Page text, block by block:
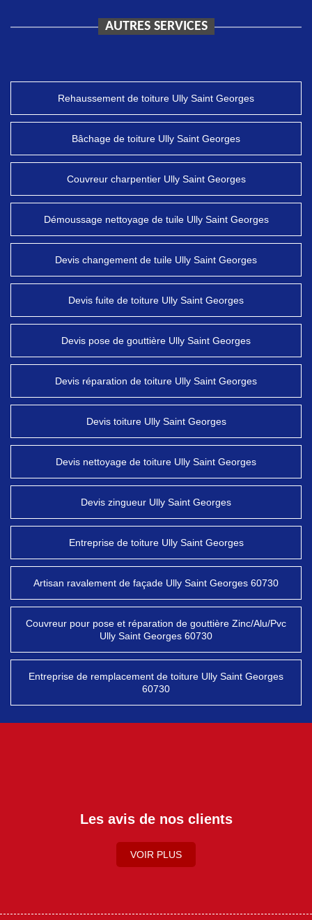
AUTRES SERVICES
Rehaussement de toiture Ully Saint Georges
Bâchage de toiture Ully Saint Georges
Couvreur charpentier Ully Saint Georges
Démoussage nettoyage de tuile Ully Saint Georges
Devis changement de tuile Ully Saint Georges
Devis fuite de toiture Ully Saint Georges
Devis pose de gouttière Ully Saint Georges
Devis réparation de toiture Ully Saint Georges
Devis toiture Ully Saint Georges
Devis nettoyage de toiture Ully Saint Georges
Devis zingueur Ully Saint Georges
Entreprise de toiture Ully Saint Georges
Artisan ravalement de façade Ully Saint Georges 60730
Couvreur pour pose et réparation de gouttière Zinc/Alu/Pvc
Ully Saint Georges 60730
Entreprise de remplacement de toiture Ully Saint Georges
60730
Les avis de nos clients
VOIR PLUS